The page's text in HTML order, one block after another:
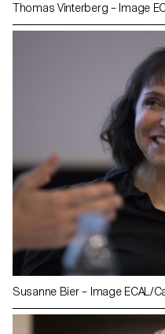
Thomas Vinterberg – Image
Susanne Bier – Image ECAL/